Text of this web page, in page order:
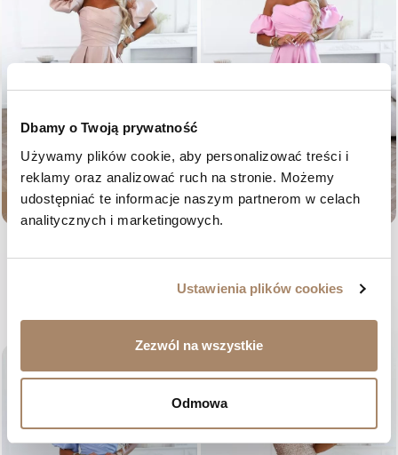
Dbamy o Twoją prywatność
Używamy plików cookie, aby personalizować treści i
reklamy oraz analizować ruch na stronie. Możemy
udostępniać te informacje naszym partnerom w celach
analitycznych i marketingowych.
Ustawienia plików cookies
Zezwól na wszystkie
Odmowa
NOWOŚĆ
wesele z bufkami i rozcięciem –
BESTSELLER
NOWOŚĆ
Cena
469,00 zł
wesele z bufkami i rozcięciem –